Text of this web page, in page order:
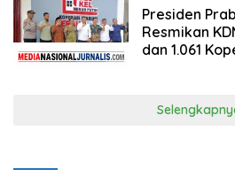
Presiden
Resmikan
dan 1.061